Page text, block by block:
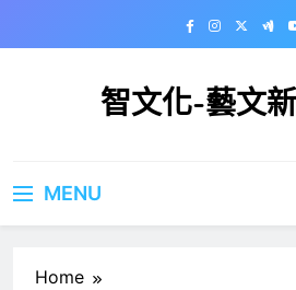
智文化-藝文
MENU
Home